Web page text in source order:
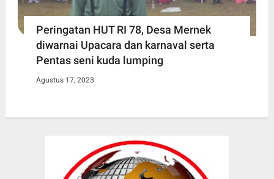
Peringatan HUT RI 78, Desa Mernek
diwarnai Upacara dan karnaval serta
Pentas seni kuda lumping
Agustus 17, 2023